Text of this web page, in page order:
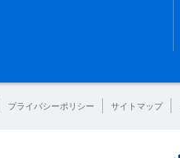
プライバシーポリシー サイトマップ